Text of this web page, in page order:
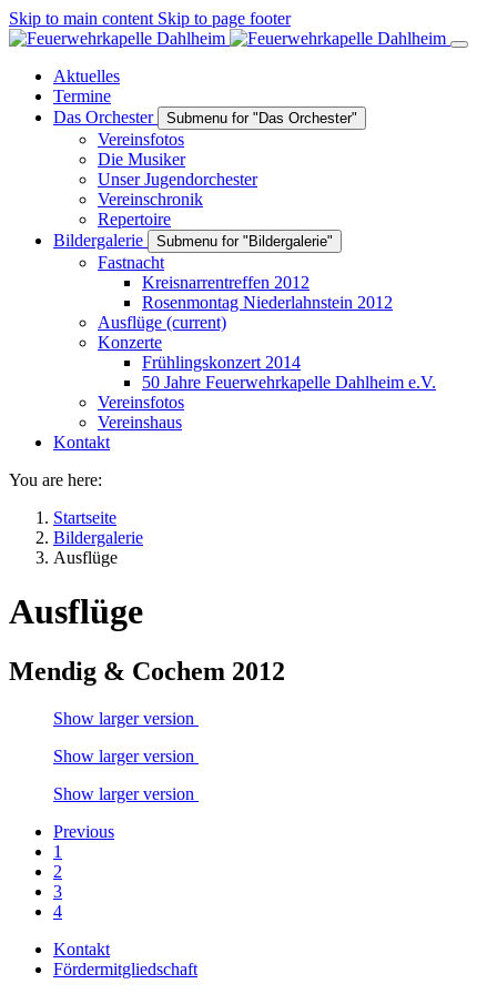
Skip to main content Skip to page footer
Aktuelles
Termine
Das Orchester
Submenu for "Das Orchester"
Vereinsfotos
Die Musiker
Unser Jugendorchester
Vereinschronik
Repertoire
Bildergalerie
Submenu for "Bildergalerie"
Fastnacht
Kreisnarrentreffen 2012
Rosenmontag Niederlahnstein 2012
Ausflüge (current)
Konzerte
Frühlingskonzert 2014
50 Jahre Feuerwehrkapelle Dahlheim e.V.
Vereinsfotos
Vereinshaus
Kontakt
You are here:
Startseite
Bildergalerie
Ausflüge
Ausflüge
Mendig & Cochem 2012
Show larger version
Show larger version
Show larger version
Previous
1
2
3
4
Kontakt
Fördermitgliedschaft